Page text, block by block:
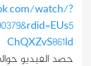
watch/?
ChQXZvS861ld